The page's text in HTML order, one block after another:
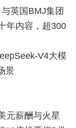
英国BMJ集团
年内容，超300
V4大模
景
元薪酬与火星